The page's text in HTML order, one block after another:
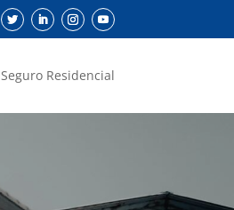
Seguro Residencial